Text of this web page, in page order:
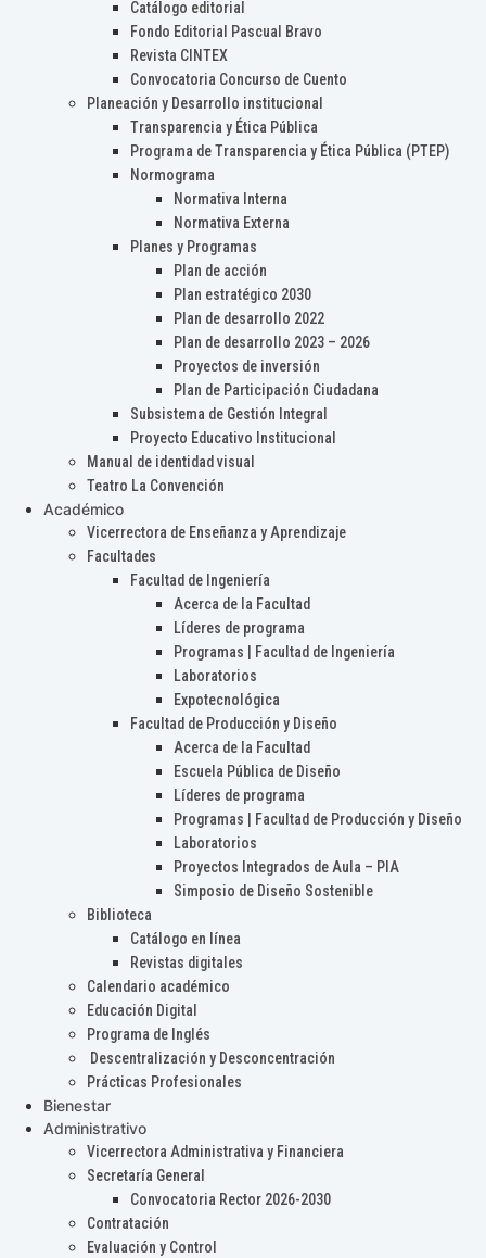
Catálogo editorial
Fondo Editorial Pascual Bravo
Revista CINTEX
Convocatoria Concurso de Cuento
Planeación y Desarrollo institucional
Transparencia y Ética Pública
Programa de Transparencia y Ética Pública (PTEP)
Normograma
Normativa Interna
Normativa Externa
Planes y Programas
Plan de acción
Plan estratégico 2030
Plan de desarrollo 2022
Plan de desarrollo 2023 – 2026
Proyectos de inversión
Plan de Participación Ciudadana
Subsistema de Gestión Integral
Proyecto Educativo Institucional
Manual de identidad visual
Teatro La Convención
Académico
Vicerrectora de Enseñanza y Aprendizaje
Facultades
Facultad de Ingeniería
Acerca de la Facultad
Líderes de programa
Programas | Facultad de Ingeniería
Laboratorios
Expotecnológica
Facultad de Producción y Diseño
Acerca de la Facultad
Escuela Pública de Diseño
Líderes de programa
Programas | Facultad de Producción y Diseño
Laboratorios
Proyectos Integrados de Aula – PIA
Simposio de Diseño Sostenible
Biblioteca
Catálogo en línea
Revistas digitales
Calendario académico
Educación Digital
Programa de Inglés
Descentralización y Desconcentración
Prácticas Profesionales
Bienestar
Administrativo
Vicerrectora Administrativa y Financiera
Secretaría General
Convocatoria Rector 2026-2030
Contratación
Evaluación y Control